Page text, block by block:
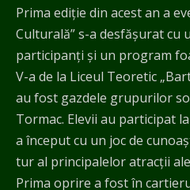
Prima ediție din acest an a
Culturală” s-a desfășurat cu
participanți și un program
V-a de la Liceul Teoretic
au fost gazdele grupurilor
Tormac. Elevii au participat
a început cu un joc de
tur al principalelor atracții
Prima oprire a fost în